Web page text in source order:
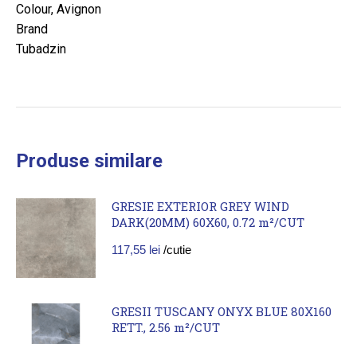
Colour, Avignon
Brand
Tubadzin
Produse similare
GRESIE EXTERIOR GREY WIND
DARK(20MM) 60X60, 0.72 m²/CUT
117,55 lei /cutie
GRESII TUSCANY ONYX BLUE 80X160
RETT., 2.56 m²/CUT